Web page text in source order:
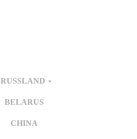
RUSSLAND
BELARUS
CHINA